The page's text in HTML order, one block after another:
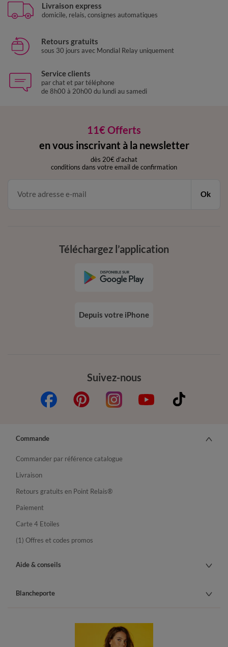
Livraison express
domicile, relais, consignes automatiques
Retours gratuits
sous 30 jours avec Mondial Relay uniquement
Service clients
par chat et par téléphone
de 8h00 à 20h00 du lundi au samedi
11€ Offerts
en vous inscrivant à la newsletter
dès 20€ d’achat
conditions dans votre email de confirmation
Ok
Suivez-nous
Téléchargez l’application
Depuis votre iPhone
Commande
Commander par référence catalogue
Livraison
Retours gratuits en Point Relais®
Paiement
Carte 4 Etoiles
(1) Offres et codes promos
Aide & conseils
Blancheporte